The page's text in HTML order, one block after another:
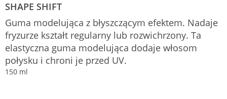
SHAPE SHIFT
Guma modelująca z błyszczącym efektem. Nadaje
fryzurze kształt regularny lub rozwichrzony. Ta
elastyczna guma modelująca dodaje włosom
połysku i chroni je przed UV.
150 ml